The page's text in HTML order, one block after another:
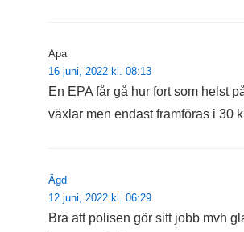
Apa
16 juni, 2022 kl. 08:13
En EPA får gå hur fort som helst
växlar men endast framföras i 30
Ägd
12 juni, 2022 kl. 06:29
Bra att polisen gör sitt jobb mvh